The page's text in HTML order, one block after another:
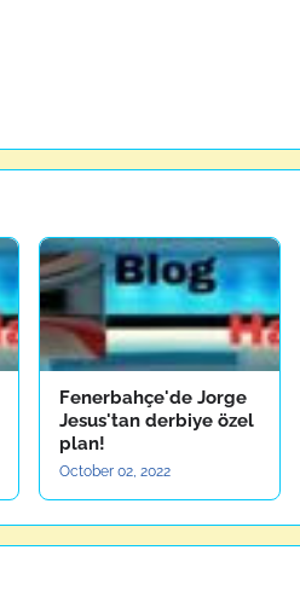
Fenerbahçe'de Jorge
Jesus'tan derbiye özel
plan!
October 02, 2022